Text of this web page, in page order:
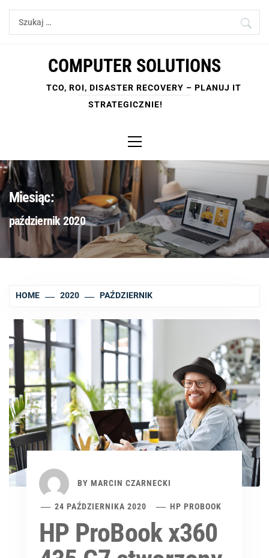
Skip
Szukaj:
COMPUTER SOLUTIONS
TCO, ROI, DISASTER RECOVERY – PLANUJ IT
STRATEGICZNIE!
Menu
Miesiąc:
październik 2020
HOME 2020 PAŹDZIERNIK
BY MARCIN CZARNECKI
24 PAŹDZIERNIKA 2020 HP PROBOOK
HP ProBook x360